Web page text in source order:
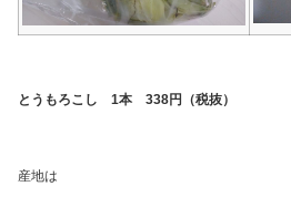
とうもろこし 1本 338円（税抜）
産地は